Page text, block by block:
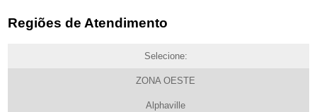
Regiões de Atendimento
Selecione:
ZONA OESTE
Alphaville